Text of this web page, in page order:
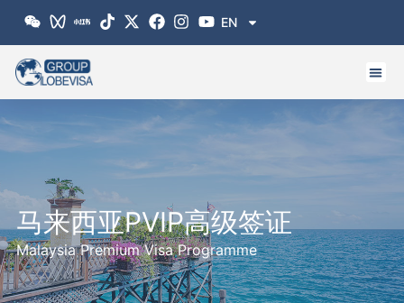
EN
马来西亚PVIP高级签证
Malaysia Premium Visa Programme